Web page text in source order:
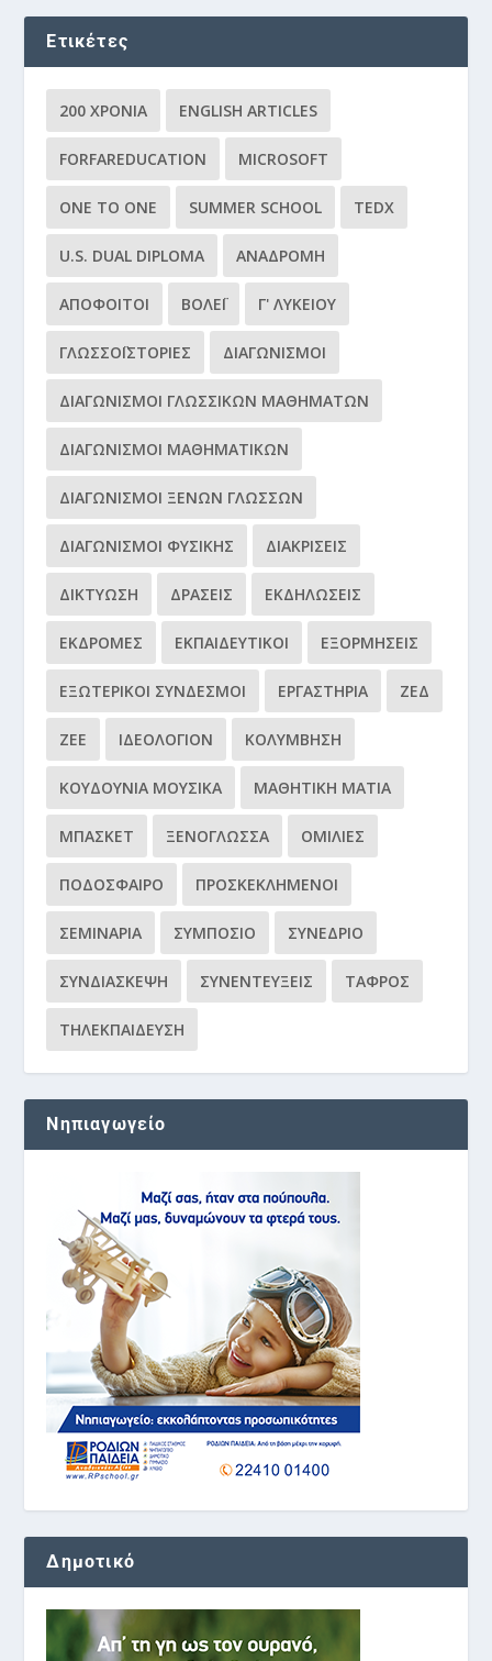
Ετικέτες
200 ΧΡΌΝΙΑ ENGLISH ARTICLES
FORFAREDUCATION MICROSOFT
ONE TO ONE SUMMER SCHOOL TEDX
U.S. DUAL DIPLOMA ΑΝΑΔΡΟΜΉ
ΑΠΌΦΟΙΤΟΙ ΒΌΛΕΪ Γ' ΛΥΚΕΊΟΥ
ΓΛΩΣΣΟΪΣΤΟΡΊΕΣ ΔΙΑΓΩΝΙΣΜΟΊ
ΔΙΑΓΩΝΙΣΜΟΊ ΓΛΩΣΣΙΚΏΝ ΜΑΘΗΜΆΤΩΝ
ΔΙΑΓΩΝΙΣΜΟΊ ΜΑΘΗΜΑΤΙΚΏΝ
ΔΙΑΓΩΝΙΣΜΟΊ ΞΈΝΩΝ ΓΛΩΣΣΏΝ
ΔΙΑΓΩΝΙΣΜΟΊ ΦΥΣΙΚΉΣ ΔΙΑΚΡΊΣΕΙΣ
ΔΙΚΤΎΩΣΗ ΔΡΆΣΕΙΣ ΕΚΔΗΛΏΣΕΙΣ
ΕΚΔΡΟΜΈΣ ΕΚΠΑΙΔΕΥΤΙΚΟΊ ΕΞΟΡΜΉΣΕΙΣ
ΕΞΩΤΕΡΙΚΟΊ ΣΎΝΔΕΣΜΟΙ ΕΡΓΑΣΤΉΡΙΑ ΖΕΔ
ΖΕΕ ΙΔΕΟΛΌΓΙΟΝ ΚΟΛΎΜΒΗΣΗ
ΚΟΥΔΟΎΝΙΑ ΜΟΥΣΙΚΆ ΜΑΘΗΤΙΚΉ ΜΑΤΙΆ
ΜΠΆΣΚΕΤ ΞΕΝΌΓΛΩΣΣΑ ΟΜΙΛΊΕΣ
ΠΟΔΌΣΦΑΙΡΟ ΠΡΟΣΚΕΚΛΗΜΈΝΟΙ
ΣΕΜΙΝΆΡΙΑ ΣΥΜΠΌΣΙΟ ΣΥΝΈΔΡΙΟ
ΣΥΝΔΙΆΣΚΕΨΗ ΣΥΝΕΝΤΕΎΞΕΙΣ ΤΆΦΡΟΣ
ΤΗΛΕΚΠΑΊΔΕΥΣΗ
Νηπιαγωγείο
Δημοτικό